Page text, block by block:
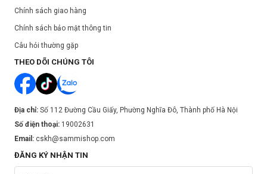
Chính sách giao hàng
Chính sách bảo mật thông tin
Câu hỏi thường gặp
THEO DÕI CHÚNG TÔI
Địa chỉ: Số 112 Đường Cầu Giấy, Phường Nghĩa Đô, Thành phố Hà Nội
Số điện thoại: 19002631
Email: cskh@sammishop.com
ĐĂNG KÝ NHẬN TIN